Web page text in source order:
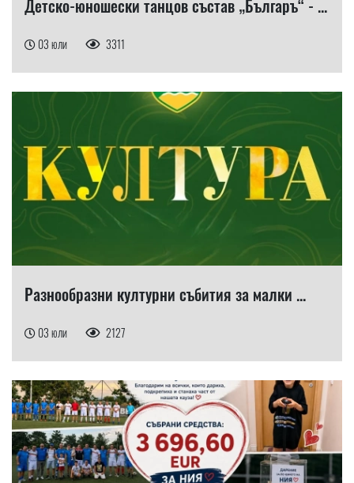
Детско-юношески танцов състав „Българъ“ - ...
03 юли 3311
Разнообразни културни събития за малки ...
03 юли 2127